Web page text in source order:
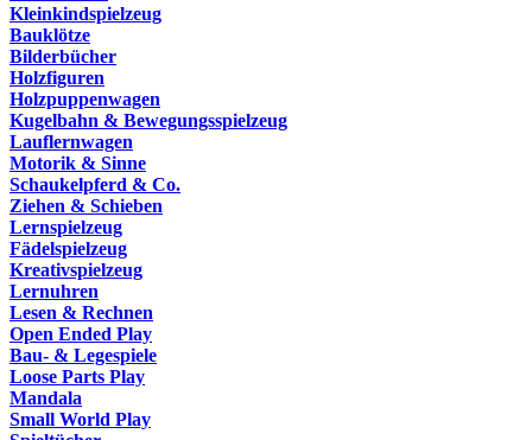
Kleinkindspielzeug
Bauklötze
Bilderbücher
Holzfiguren
Holzpuppenwagen
Kugelbahn & Bewegungsspielzeug
Lauflernwagen
Motorik & Sinne
Schaukelpferd & Co.
Ziehen & Schieben
Lernspielzeug
Fädelspielzeug
Kreativspielzeug
Lernuhren
Lesen & Rechnen
Open Ended Play
Bau- & Legespiele
Loose Parts Play
Mandala
Small World Play